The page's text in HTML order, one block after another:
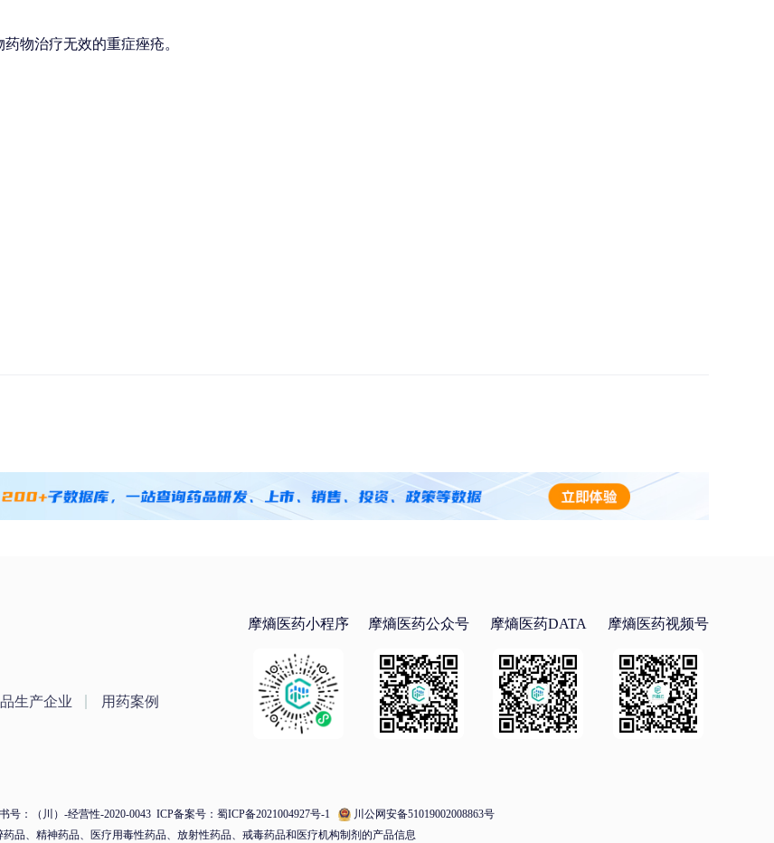
物治疗无效的重症痤疮。
生产企业 用药案例
摩熵医药小程序 摩熵医药公众号 摩熵医药DATA 摩熵医药视频号
号：（川）-经营性-2020-0043 ICP备案号：蜀ICP备2021004927号-1
川公网安备51019002008863号
品、精神药品、医疗用毒性药品、放射性药品、戒毒药品和医疗机构制剂的产品信息